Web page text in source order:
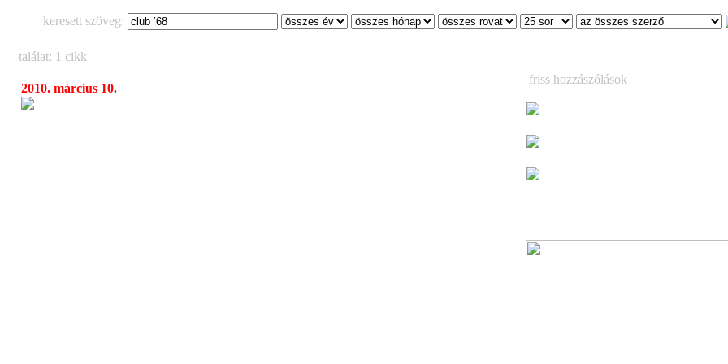
keresett szöveg:
találat: 1 cikk
2010. március 10.
friss hozzászólások